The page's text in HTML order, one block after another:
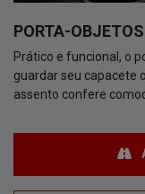
PORTA-OBJETOS
Prático e funcional, o
guardar seu capacete
assento confere